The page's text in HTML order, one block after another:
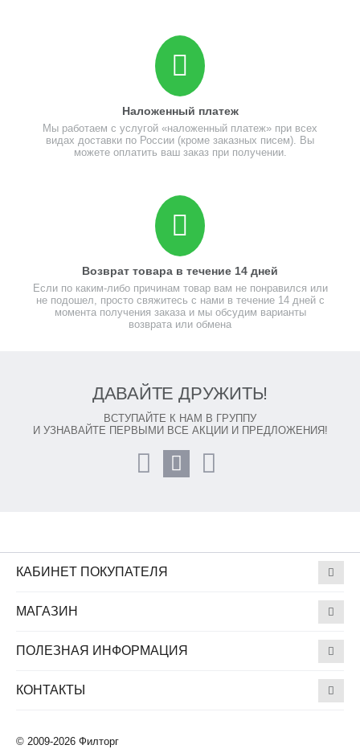
Юбилейные монеты из обычного сплава 25 рублей 2021
«Умка» также имеют окантовку, изображение двуглавого
орла и товарный знак монетного двора. В целом,
исполнение монет идентичное, отличается лишь
материал, из которого они изготовлены, а также
количество цветных деталей.
«Умка» был создан писателем Юрием Яковлевым, а
анимация поставлена режиссерами Владимиром
Поповым и Владимиром Пекарем. У мультика новогодняя
тема, по сюжету медвежонок узнает от мамы-медведицы
о существовании людей и заводит дружбу с мальчиком-
чукчей. Люди уходят из той местности, где жил Умка, но
медвежонок находит своего друга на новогодней елке.
Они весело проводят время, после чего Умка с грустью
Наложенный платеж
Мы работаем с услугой «наложенный платеж» при всех
видах доставки по России (кроме заказных писем). Вы
можете оплатить ваш заказ при получении.
Возврат товара в течение 14 дней
Если по каким-либо причинам товар вам не понравился или
не подошел, просто свяжитесь с нами в течение 14 дней с
момента получения заказа и мы обсудим варианты
возврата или обмена
ДАВАЙТЕ ДРУЖИТЬ!
ВСТУПАЙТЕ К НАМ В ГРУППУ
И УЗНАВАЙТЕ ПЕРВЫМИ ВСЕ АКЦИИ И ПРЕДЛОЖЕНИЯ!
КАБИНЕТ ПОКУПАТЕЛЯ
МАГАЗИН
ПОЛЕЗНАЯ ИНФОРМАЦИЯ
КОНТАКТЫ
© 2009-2026 Филторг